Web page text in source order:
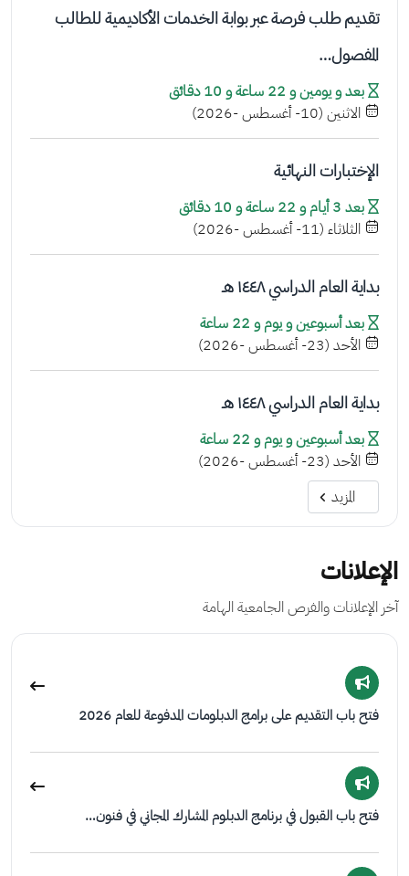
تقديم طلب فرصة عبر بوابة الخدمات الأكاديمية للطالب
المفصول…
بعد و يومين و 22 ساعة و 10 دقائق
الاثنين (10- أغسطس -2026)
الإختبارات النهائية
بعد 3 أيام و 22 ساعة و 10 دقائق
الثلاثاء (11- أغسطس -2026)
بداية العام الدراسي ١٤٤٨ هـ
بعد أسبوعين و يوم و 22 ساعة
الأحد (23- أغسطس -2026)
بداية العام الدراسي ١٤٤٨ هـ
بعد أسبوعين و يوم و 22 ساعة
الأحد (23- أغسطس -2026)
المزيد
الإعلانات
آخر الإعلانات والفرص الجامعية الهامة
فتح باب التقديم على برامج الدبلومات المدفوعة للعام 2026
فتح باب القبول في برنامج الدبلوم المشارك المجاني في فنون…